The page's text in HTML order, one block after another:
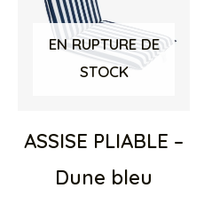
EN RUPTURE DE
STOCK
ASSISE PLIABLE –
Dune bleu